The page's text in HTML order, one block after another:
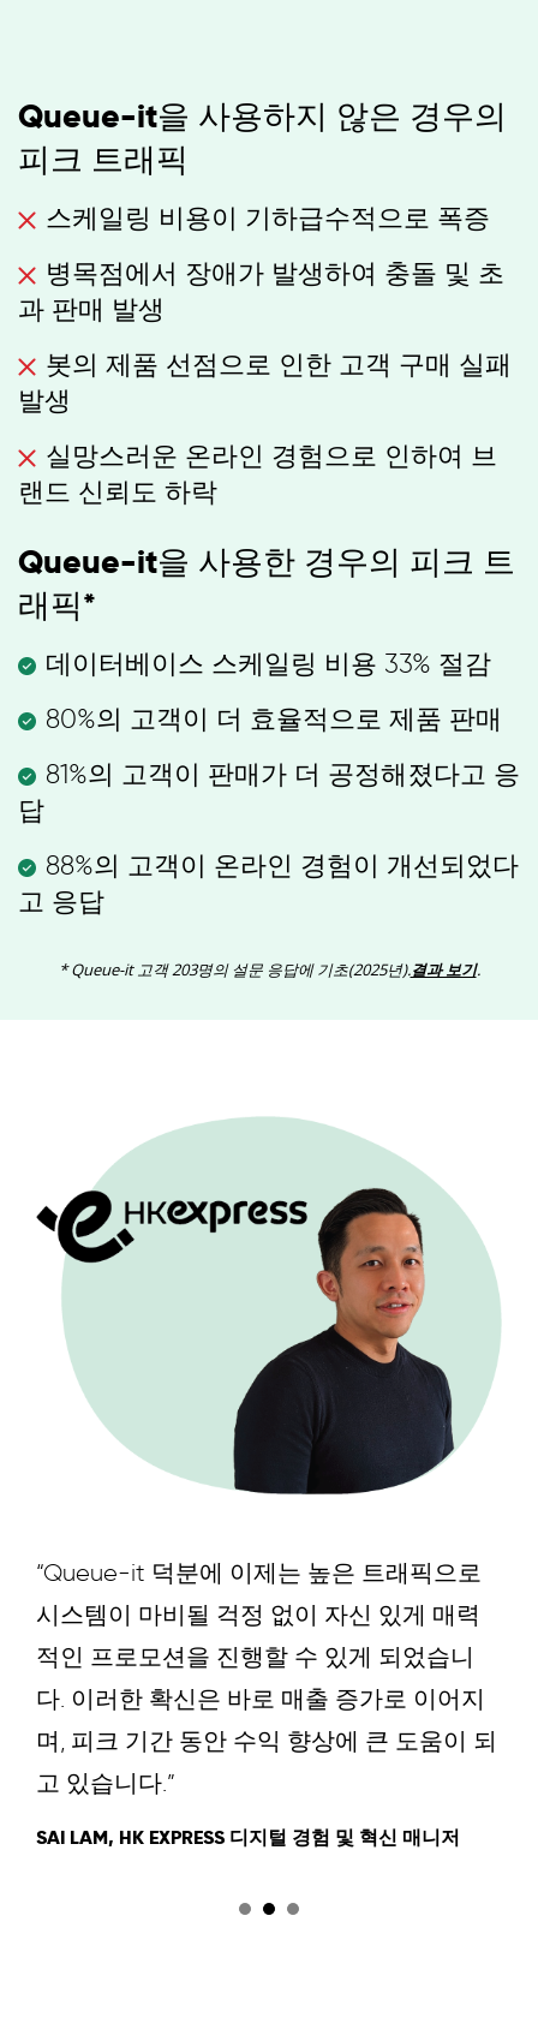
Queue-it을 사용하지 않은 경우의
피크 트래픽
스케일링 비용이 기하급수적으로 폭증
병목점에서 장애가 발생하여 충돌 및 초
과 판매 발생
봇의 제품 선점으로 인한 고객 구매 실패
발생
실망스러운 온라인 경험으로 인하여 브
랜드 신뢰도 하락
Queue-it을 사용한 경우의 피크 트
래픽*
데이터베이스 스케일링 비용 33% 절감
80%의 고객이 더 효율적으로 제품 판매
81%의 고객이 판매가 더 공정해졌다고 응
답
88%의 고객이 온라인 경험이 개선되었다
고 응답
* Queue-it 고객 203명의 설문 응답에 기초(2025년).결과 보기.
“Queue-it 덕분에 이제는 높은 트래픽으로
시스템이 마비될 걱정 없이 자신 있게 매력
적인 프로모션을 진행할 수 있게 되었습니
다. 이러한 확신은 바로 매출 증가로 이어지
며, 피크 기간 동안 수익 향상에 큰 도움이 되
고 있습니다.”
SAI LAM, HK EXPRESS 디지털 경험 및 혁신 매니저